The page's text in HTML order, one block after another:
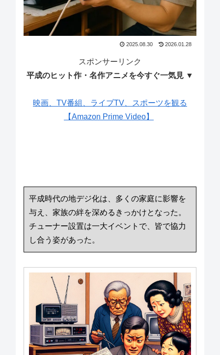
2025.08.30 2026.01.28
スポンサーリンク
平成のヒット作・名作アニメを今すぐ一気見 ▼
映画、TV番組、ライブTV、スポーツを観る
【Amazon Prime Video】
平成時代の地デジ化は、多くの家庭に影響を
与え、家族の絆を深めるきっかけとなった。
チューナー設置は一大イベントで、皆で協力
し合う姿があった。